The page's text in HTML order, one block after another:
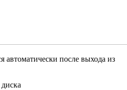
автоматически после выхода из